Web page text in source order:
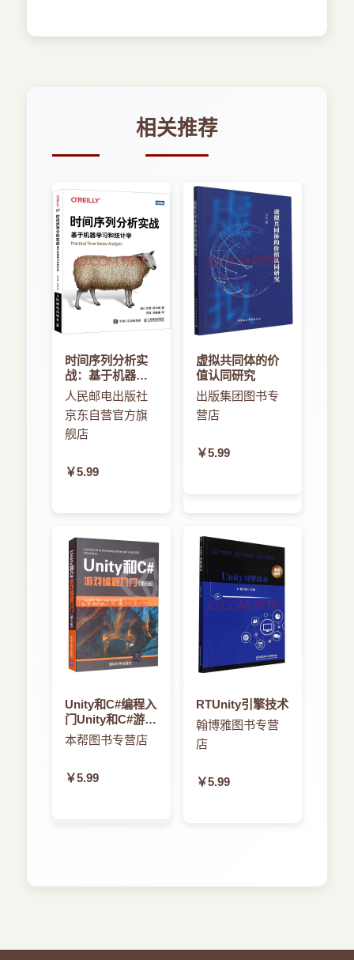
4.3 批处理间隔 62
4.4.4 一个行动，一个作业 65
4.5 内存 66
4.5.1 序列化 67
4.5.2 压缩（Compression） 70
4.5.3 垃圾收集 70
4.6 Shuffle 70
4.6.1 早期投影和过滤 70
4.6.2 经常使用组合器 70
4.6.4 文件合并（File Consolidation） 71
4.6.5 更多内存 71
小结 71
第5章 链接外部数据源 72
5.1 智慧城市，智慧地球，一切更智慧 72
5.2 ReceiverInputDStream 74
5.4 MQTT 85
5.6 Kafka 92
5.6.1 基于接收器的Kafka消费者 95
5.6.2 直接Kafka消费者 98
5.7 Twitter 99
5.8 块间隔 100
5.9 自定义接收器 100
小结 104
第6章 边界效应 106
6.2 foreachRDD 108
6.2.1 为每条记录创建一个连接 110
6.2.2 为每个分区创建一个连接 111
6.2.4 惰性静态连接 113
6.4.2 updateStateByKey() 128
理与批处理结合起来，创建出既能处理静态数据又
能处理动态数据的应用程序。最后，这些应用程序
也能使用与其他系统开箱即用的集成，如Kafka，
Streaming具备所有这些功能，让它在进行实时大
数据处理时就像是一把多功能的瑞士军刀。读者阅
读本书时可以用这把瑞士军刀来解决一些领域和行
业的问题。
本书采取用例为先的方法：每一章都专门针对某一
特定垂直行业（进行分析）。通过讨论该领域的实
时大数据问题而展开内容，并从总体上说明Spark
Streaming和流处理的概念。然后进一步采用该领
域公开可用的数据集，去实现每个章节中的真实应
行。但是为了简化这个过程，我们把代码放在
GitHub 和出版社的网站上供读者使用。本书中的所
有内容都是真实的：真实的示例、真实的应用程
序、真实的数据和真实的代码。读者在阅读的过程
中按书中步骤设置一个环境，下载数据，并运行应
用程序，这就是学习本书的最佳方法。而读者也会
从处理这些现实问题及找寻解决方案的过程中获得
理项目，超过200个组织的750多名贡献者（为此做
出了贡献）。Spark代码库处于快速发展中，几乎
每天都有性能改进和特性添加。例如，（在Spark
1.4版本首次出现的）Project Tungsten将底层引擎
的性能提高了许多数量级。在我开始写这本书之
时，Spark的最新版本是1.4。此后Spark又发行了
两个重要版本（1.5和1.6版本）。这些版本中有一
些改变，包括原生内存管理，MLlib中添加更多算
法，通过TensorFlow支持深度学习、Dataset API和
主要功能：mapWithState允许跨多个批处理维护状
态，并且在队列积聚的情况下用背压来控制输入速
率。 此外，像Google，Databricks和IBM这些公司
门槛。
相关推荐
时间序列分析实
战：基于机器学
习和统计学
人民邮电出版社
京东自营官方旗
舰店
￥5.99
虚拟共同体的价
值认同研究
出版集团图书专
营店
￥5.99
Unity和C#编程入
门Unity和C#游戏
编程入门
本帮图书专营店
￥5.99
RTUnity引擎技术
翰博雅图书专营
店
￥5.99